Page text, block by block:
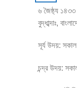
৬ জৈষ্ঠ্য ১৪৩৩
বুদ্ধাব্দাঃ,
সূর্য উদয়:
চন্দ্র উদয়: